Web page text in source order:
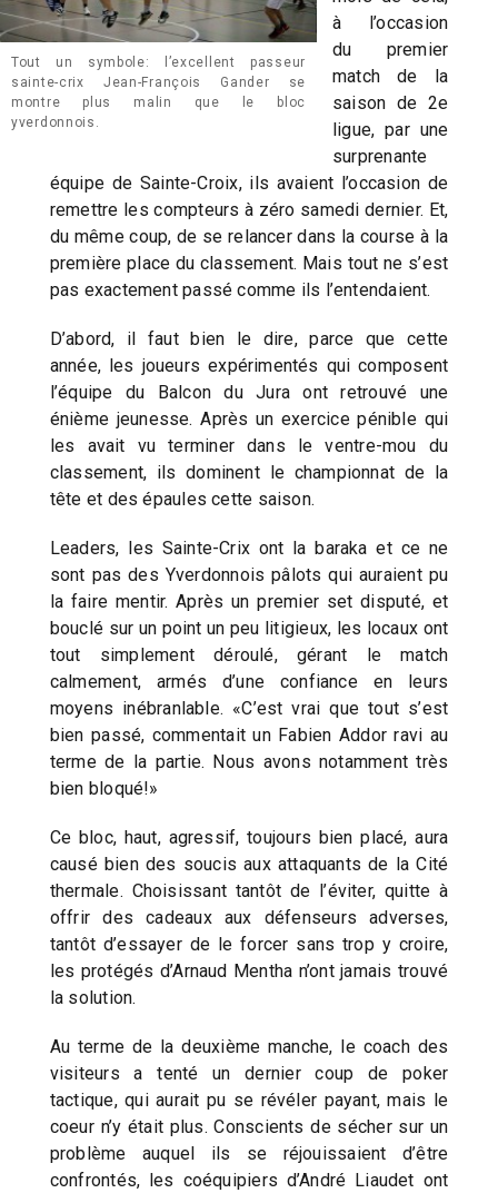
Tout un symbole: l’excellent passeur
sainte-crix Jean-François Gander se
montre plus malin que le bloc
yverdonnois.
à l’occasion
du premier
match de la
saison de 2e
ligue, par une
surprenante
équipe de Sainte-Croix, ils avaient l’occasion de
remettre les compteurs à zéro samedi dernier. Et,
du même coup, de se relancer dans la course à la
première place du classement. Mais tout ne s’est
pas exactement passé comme ils l’entendaient.
D’abord, il faut bien le dire, parce que cette
année, les joueurs expérimentés qui composent
l’équipe du Balcon du Jura ont retrouvé une
énième jeunesse. Après un exercice pénible qui
les avait vu terminer dans le ventre-mou du
classement, ils dominent le championnat de la
tête et des épaules cette saison.
Leaders, les Sainte-Crix ont la baraka et ce ne
sont pas des Yverdonnois pâlots qui auraient pu
la faire mentir. Après un premier set disputé, et
bouclé sur un point un peu litigieux, les locaux ont
tout simplement déroulé, gérant le match
calmement, armés d’une confiance en leurs
moyens inébranlable. «C’est vrai que tout s’est
bien passé, commentait un Fabien Addor ravi au
terme de la partie. Nous avons notamment très
bien bloqué!»
Ce bloc, haut, agressif, toujours bien placé, aura
causé bien des soucis aux attaquants de la Cité
thermale. Choisissant tantôt de l’éviter, quitte à
offrir des cadeaux aux défenseurs adverses,
tantôt d’essayer de le forcer sans trop y croire,
les protégés d’Arnaud Mentha n’ont jamais trouvé
la solution.
Au terme de la deuxième manche, le coach des
visiteurs a tenté un dernier coup de poker
tactique, qui aurait pu se révéler payant, mais le
coeur n’y était plus. Conscients de sécher sur un
problème auquel ils se réjouissaient d’être
confrontés, les coéquipiers d’André Liaudet ont